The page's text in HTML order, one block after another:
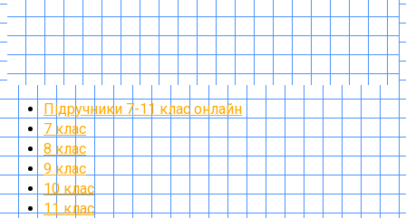
Підручники 7-11 клас онлайн
7 клас
8 клас
9 клас
10 клас
11 клас